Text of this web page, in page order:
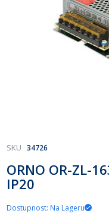
Skip
the
beginning
the
ORNO OR-ZL-
IP20
SKU 34726
Dostupnost: Na Lageru